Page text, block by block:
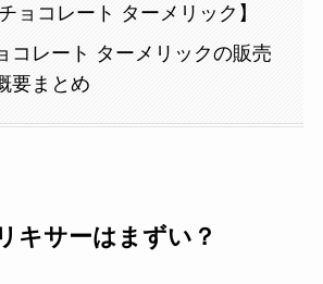
ョコレート ターメリック】
コレート ターメリックの販売
要まとめ
キサーはまずい？